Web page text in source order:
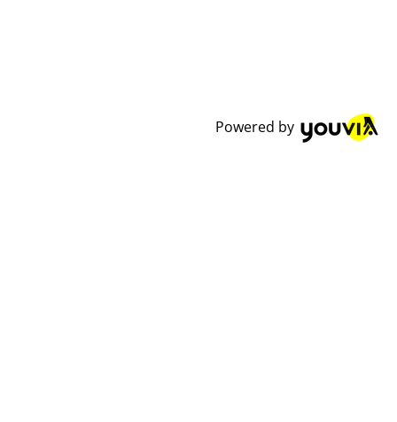
Powered by